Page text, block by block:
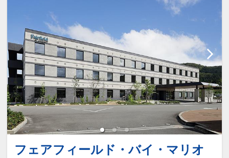
フェアフィールド・バイ・マリオ